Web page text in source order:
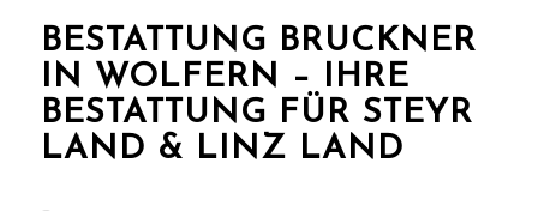
BESTATTUNG BRUCKNER
IN WOLFERN – IHRE
BESTATTUNG FÜR STEYR
LAND & LINZ LAND